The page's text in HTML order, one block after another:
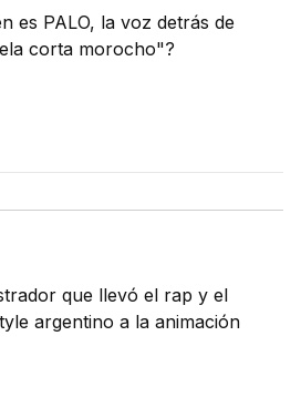
es PALO, la voz detrás de
corta morocho"?
que llevó el rap y el
argentino a la animación